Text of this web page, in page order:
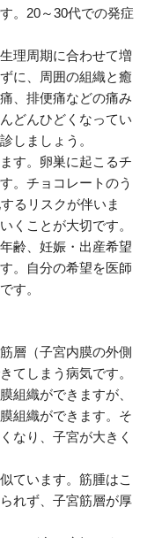
。20～30代での発症
理周期に合わせて増
に、周囲の組織と癒
、排便痛などの痛み
どんひどくなってい
しましょう。
す。卵巣に起こるチ
。チョコレートのう
るリスクが伴いま
くことが大切です。
齢、妊娠・出産希望
。自分の希望を医師
す。
層（子宮内膜の外側
てしまう病気です。
組織ができますが、
組織ができます。そ
なり、子宮が大きく
ています。筋腫はこ
れず、子宮筋層が厚